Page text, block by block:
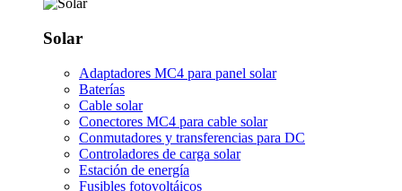
Solar
Adaptadores MC4 para panel solar
Baterías
Cable solar
Conectores MC4 para cable solar
Conmutadores y transferencias para DC
Controladores de carga solar
Estación de energía
Fusibles fotovoltáicos